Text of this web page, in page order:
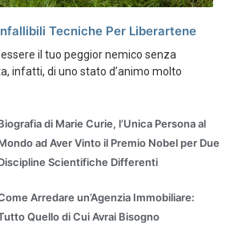
Tecniche Per Liberartene
il tuo peggior nemico senza
infatti, di uno stato d’animo molto
di Marie Curie, l’Unica Persona al
ad Aver Vinto il Premio Nobel per Due
Scientifiche Differenti
Arredare un’Agenzia Immobiliare:
Quello di Cui Avrai Bisogno